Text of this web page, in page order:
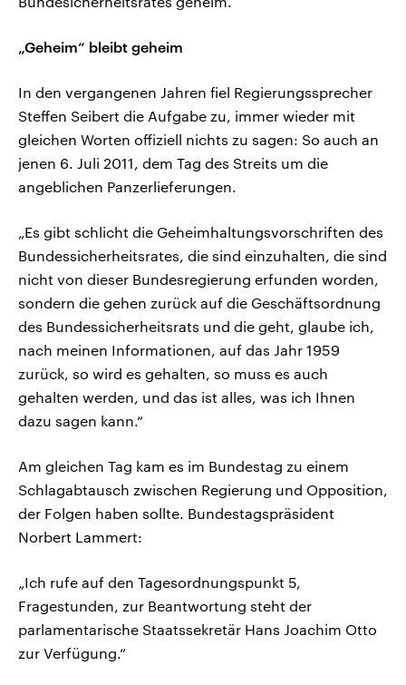
„Geheim“ bleibt geheim
In den vergangenen Jahren fiel Regierungssprecher
Steffen Seibert die Aufgabe zu, immer wieder mit
gleichen Worten offiziell nichts zu sagen: So auch an
jenen 6. Juli 2011, dem Tag des Streits um die
angeblichen Panzerlieferungen.
„Es gibt schlicht die Geheimhaltungsvorschriften des
Bundessicherheitsrates, die sind einzuhalten, die sind
nicht von dieser Bundesregierung erfunden worden,
sondern die gehen zurück auf die Geschäftsordnung
des Bundessicherheitsrats und die geht, glaube ich,
nach meinen Informationen, auf das Jahr 1959
zurück, so wird es gehalten, so muss es auch
gehalten werden, und das ist alles, was ich Ihnen
dazu sagen kann.“
Am gleichen Tag kam es im Bundestag zu einem
Schlagabtausch zwischen Regierung und Opposition,
der Folgen haben sollte. Bundestagspräsident
Norbert Lammert:
„Ich rufe auf den Tagesordnungspunkt 5,
Fragestunden, zur Beantwortung steht der
parlamentarische Staatssekretär Hans Joachim Otto
zur Verfügung.“